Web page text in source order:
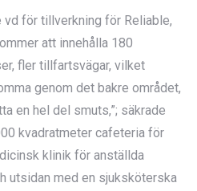
för tillverkning för Reliable,
att innehålla 180
fler tillfartsvägar, vilket
genom det bakre området,
en hel del smuts,”; säkrade
kvadratmeter cafeteria för
klinik för anställda
utsidan med en sjuksköterska